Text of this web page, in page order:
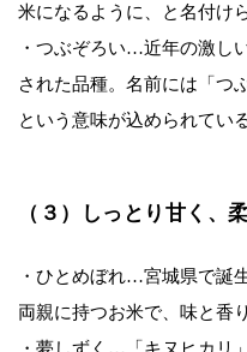
米になるように、と名付け
・つぶぞろい…近年の激し
された品種。名前には「つ
という意味が込められている
（３）しっとり甘く、
・ひとめぼれ…宮城県で誕
両親に持つお米で、味と香
・夢しずく…「キヌヒカリ